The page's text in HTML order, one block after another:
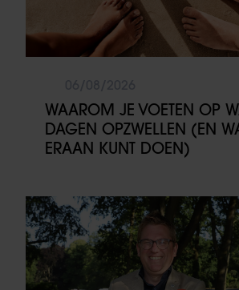
WAAROM JE VOETEN OP
DAGEN OPZWELLEN (EN
ERAAN KUNT DOEN)